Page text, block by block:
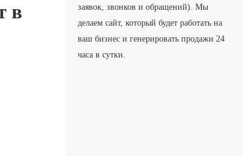
в
заявок, звонков и обращений). Мы
делаем сайт, который будет работать на
ваш бизнес и генерировать продажи 24
часа в сутки.